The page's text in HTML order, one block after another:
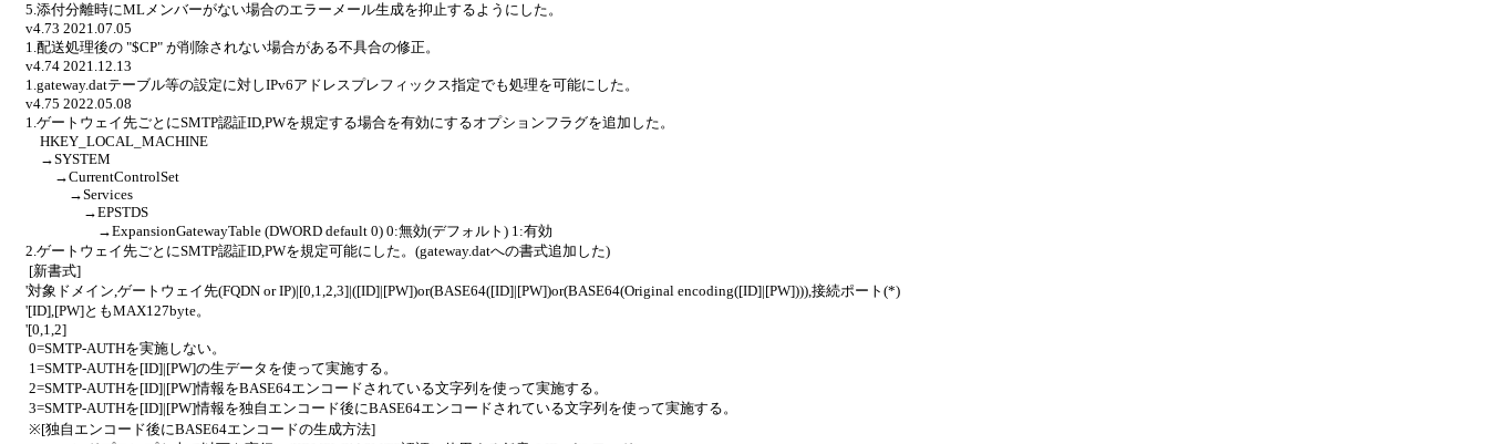
5.添付分離時にMLメンバーがない場合のエラーメール生成を抑止するようにした。
v4.73 2021.07.05
1.配送処理後の "$CP" が削除されない場合がある不具合の修正。
v4.74 2021.12.13
1.gateway.datテーブル等の設定に対しIPv6アドレスプレフィックス指定でも処理を可能にした。
v4.75 2022.05.08
1.ゲートウェイ先ごとにSMTP認証ID,PWを規定する場合を有効にするオプションフラグを追加した。
HKEY_LOCAL_MACHINE
→SYSTEM
→CurrentControlSet
→Services
→EPSTDS
→ExpansionGatewayTable (DWORD default 0) 0:無効(デフォルト) 1:有効
2.ゲートウェイ先ごとにSMTP認証ID,PWを規定可能にした。(gateway.datへの書式追加した)
[新書式]
'対象ドメイン,ゲートウェイ先(FQDN or IP)|[0,1,2,3]|([ID]|[PW])or(BASE64([ID]|[PW])or(BASE64(Original encoding([ID]|[PW]))),接続ポート(*)
'[ID],[PW]ともMAX127byte。
'[0,1,2]
0=SMTP-AUTHを実施しない。
1=SMTP-AUTHを[ID]|[PW]の生データを使って実施する。
2=SMTP-AUTHを[ID]|[PW]情報をBASE64エンコードされている文字列を使って実施する。
3=SMTP-AUTHを[ID]|[PW]情報を独自エンコード後にBASE64エンコードされている文字列を使って実施する。
※[独自エンコード後にBASE64エンコードの生成方法]